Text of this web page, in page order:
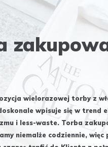
wielorazowej torby z
wpisuje się w trend
i less-waste. Torba
niemalże codziennie,